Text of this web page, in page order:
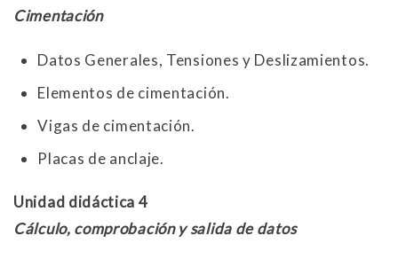
Cimentación
Datos Generales, Tensiones y Deslizamientos.
Elementos de cimentación.
Vigas de cimentación.
Placas de anclaje.
Unidad didáctica 4
Cálculo, comprobación y salida de datos